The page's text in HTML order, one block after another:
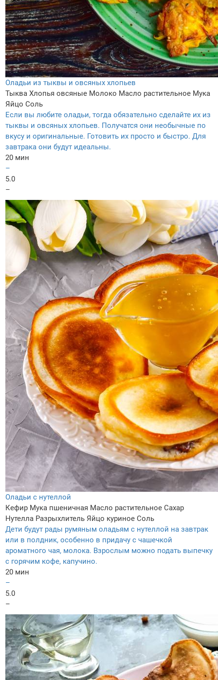
Оладьи из тыквы и овсяных хлопьев
Тыква Хлопья овсяные Молоко Масло растительное Мука
Яйцо Соль
Если вы любите оладьи, тогда обязательно сделайте их из
тыквы и овсяных хлопьев. Получатся они необычные по
вкусу и оригинальные. Готовить их просто и быстро. Для
завтрака они будут идеальны.
20 мин
–
5.0
–
Оладьи с нутеллой
Кефир Мука пшеничная Масло растительное Сахар
Нутелла Разрыхлитель Яйцо куриное Соль
Дети будут рады румяным оладьям с нутеллой на завтрак
или в полдник, особенно в придачу с чашечкой
ароматного чая, молока. Взрослым можно подать выпечку
с горячим кофе, капучино.
20 мин
–
5.0
–